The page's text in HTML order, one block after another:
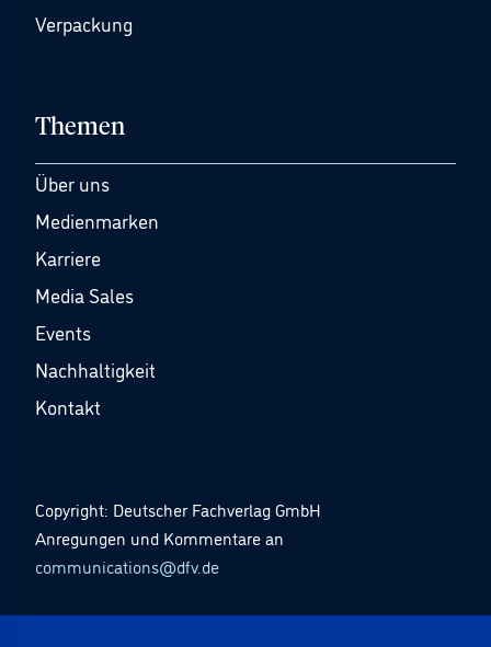
Verpackung
Themen
Über uns
Medienmarken
Karriere
Media Sales
Events
Nachhaltigkeit
Kontakt
Copyright: Deutscher Fachverlag GmbH
Anregungen und Kommentare an
communications@dfv.de